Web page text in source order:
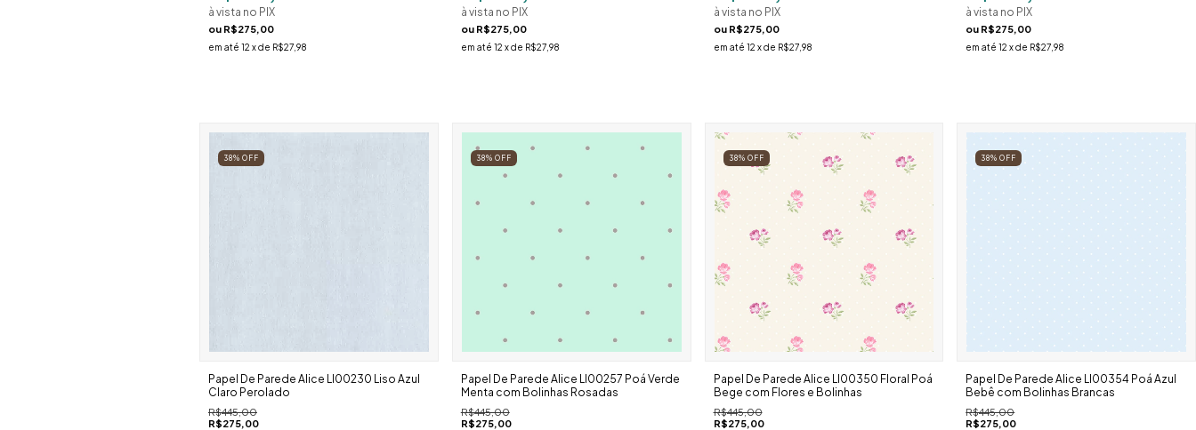
à vista no PIX
ou R$275,00
em até 12 x de R$27,98
à vista no PIX
ou R$275,00
em até 12 x de R$27,98
à vista no PIX
ou R$275,00
em até 12 x de R$27,98
à vista no PIX
ou R$275,00
em até12 x de R$27,98
38% OFF
Papel De Parede Alice Ll00230 Liso Azul
Claro Perolado
R$445,00
R$275,00
38% OFF
Papel De Parede Alice Ll00257 Poá Verde
Menta com Bolinhas Rosadas
R$445,00
R$275,00
38% OFF
Papel De Parede Alice Ll00350 Floral Poá
Bege com Flores e Bolinhas
R$445,00
R$275,00
38%OFF
Papel De Parede Alice Ll00354 Poá Azul
Bebê com Bolinhas Brancas
R$445,00
R$275,00